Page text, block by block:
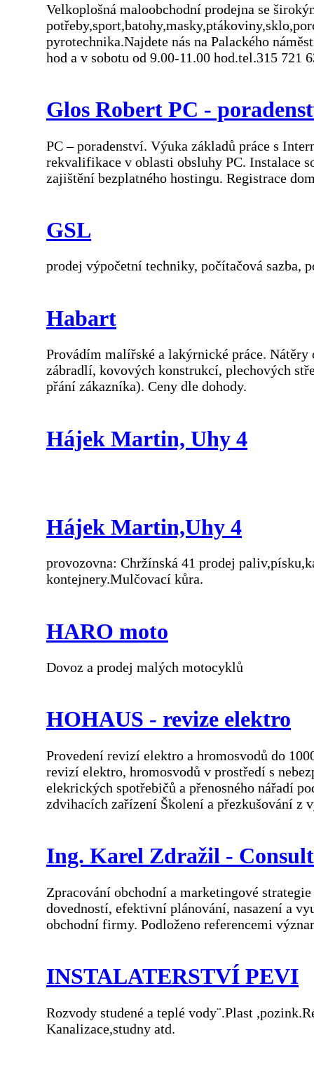
Velkoplošná maloobchodní prodejna se
pyrotechnika.Najdete nás na Palackého
hod a v sobotu od 9.00-11.00 hod.tel.315 721
Glos Robert PC -
PC – poradenství. Výuka základů práce s
rekvalifikace v oblasti obsluhy PC. Instalace
zajištění bezplatného hostingu. Registrace
GSL
prodej výpočetní techniky, počítačová sazba,
Habart
Provádím malířské a lakýrnické práce.
zábradlí, kovových konstrukcí, plechových
přání zákazníka). Ceny dle dohody.
Hájek Martin, Uhy 4
Hájek Martin,Uhy 4
provozovna: Chržínská 41 prodej
kontejnery.Mulčovací kůra.
HARO moto
Dovoz a prodej malých motocyklů
HOHAUS - revize elektro
Provedení revizí elektro a hromosvodů do
revizí elektro, hromosvodů v prostředí s
elekrických spotřebičů a přenosného nářadí
zdvihacích zařízení Školení a přezkušování z
Ing. Karel Zdražil -
Zpracování obchodní a marketingové
dovedností, efektivní plánování, nasazení a
obchodní firmy. Podloženo referencemi
INSTALATERSTVÍ PEVI
Rozvody studené a teplé vody¨.Plast
Kanalizace,studny atd.